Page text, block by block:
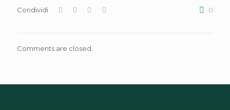
Condividi 0
Comments are closed.